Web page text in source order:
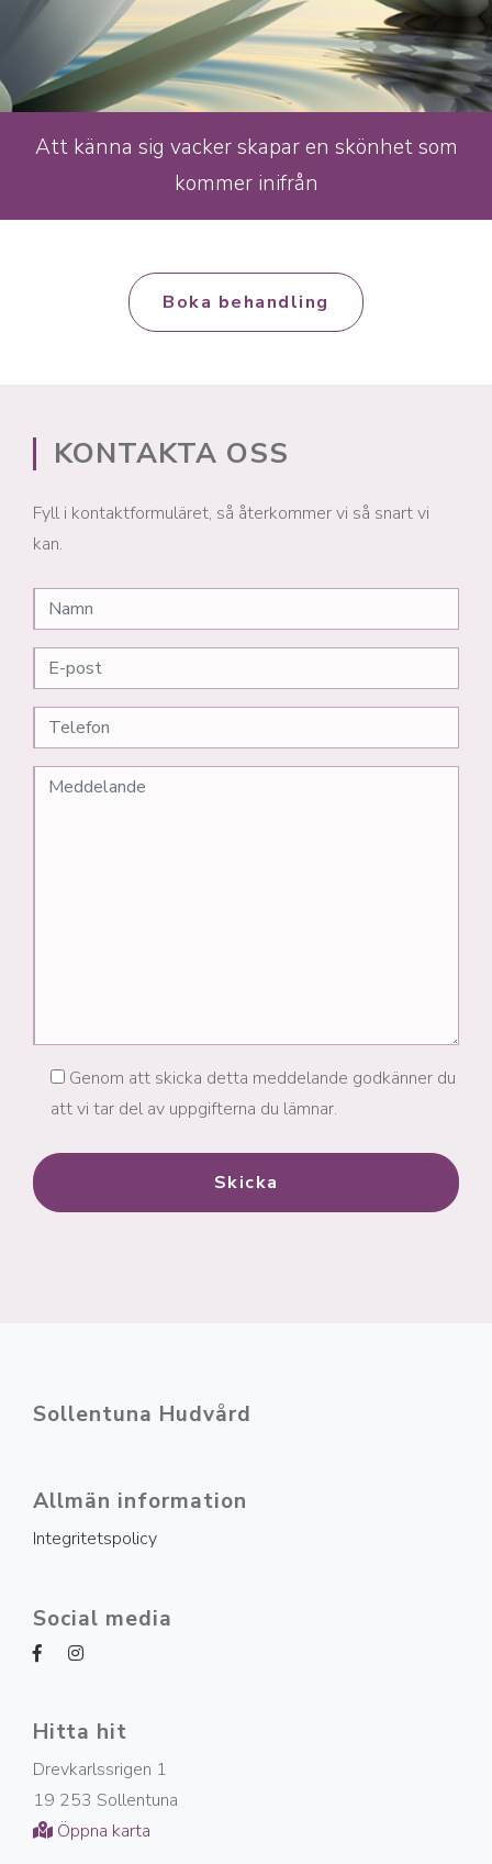
Att känna sig vacker skapar en skönhet som
kommer inifrån
Boka behandling
KONTAKTA OSS
Fyll i kontaktformuläret, så återkommer vi så snart vi
kan.
Genom att skicka detta meddelande godkänner du
att vi tar del av uppgifterna du lämnar.
Skicka
Sollentuna Hudvård
Allmän information
Integritetspolicy
Social media
Hitta hit
Drevkarlssrigen 1
19 253 Sollentuna
Öppna karta